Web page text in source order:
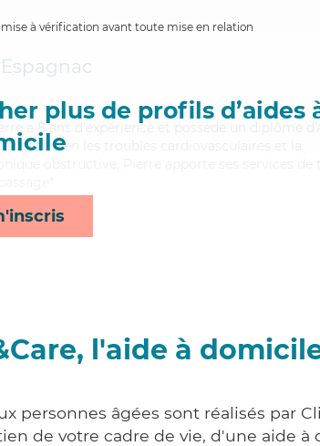
à vérification avant toute mise en relation
plus de profils d’aides
a 8 ans d'expérience et possède un diplôme
bien les troubles cardiovasculaires et la
l'aide à
personnes âgées sont réalisés par
de votre cadre de vie, d'une aide